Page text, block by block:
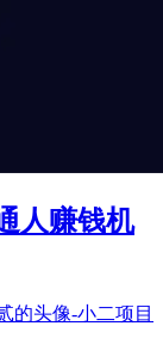
人赚钱机